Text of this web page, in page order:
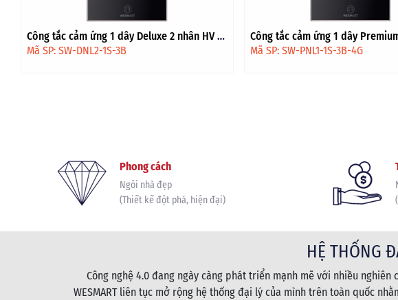
Công tắc cảm ứng 1 dây Premium 1 nhân HV
- Đen viền vàng
Mã SP: SW-PNL1-1S-3B-4G
Công tắc cảm ứng 1 dây Deluxe
Đen
Mã SP: SW-DNL1-1S-3B
Phong cách
Ngôi nhà đẹp
(Thiết kế đột phá, hiện đại)
HỆ THỐNG
Công nghệ 4.0 đang ngày càng phát triển mạnh mẽ với nhiều
WESMART liên tục mở rộng hệ thống đại lý của mình trên toàn quốc